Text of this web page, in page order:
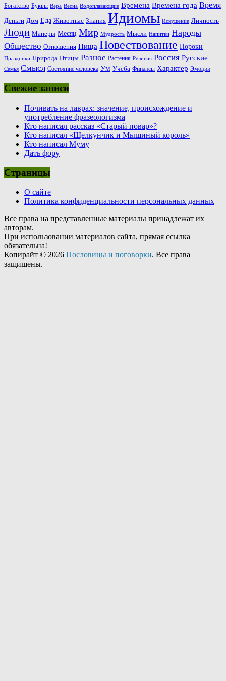
Богатство Буквы Вера Весна Водоплавающие Времена Времена года Время
Деньги Дом Еда Животные Знания Идиомы Искушение Личность
Люди Манеры Месяц Мир Мудрость Мысли Напитки Народы
Общество Отношения Пища Повествование Пороки
Праздники Природа Птицы Разное Растения Религия Россия Русские
Семья Смысл Состояние человека Ум Учёба Финансы Характер Эмоции
Свежие записи
Почивать на лаврах: значение, происхождение и
употребление фразеологизма
Кто написал рассказ «Старый повар»?
Кто написал «Щелкунчик и Мышиный король»
Кто написал Муму
Дать фору
Страницы
О сайте
Политика конфиденциальности персональных данных
Все права на представленные материалы принадлежат их
авторам.
При использовании материалов сайта, прямая ссылка
обязательна!
Копирайт © 2026 Пословицы и поговорки. Все права
защищены.